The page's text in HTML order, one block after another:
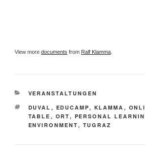
View more documents from Ralf Klamma
KATEGORIEN
VERANSTALTUNGEN
SCHLAGWÖRTER
DUVAL , EDUCAMP, KLAMMA ,
TABLE , ORT, PERSONAL
ENVIRONMENT, TUGRAZ